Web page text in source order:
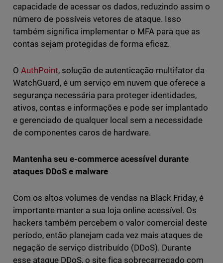
capacidade de acessar os dados, reduzindo assim o
número de possíveis vetores de ataque. Isso
também significa implementar o MFA para que as
contas sejam protegidas de forma eficaz.
O AuthPoint, solução de autenticação multifator da
WatchGuard, é um serviço em nuvem que oferece a
segurança necessária para proteger identidades,
ativos, contas e informações e pode ser implantado
e gerenciado de qualquer local sem a necessidade
de componentes caros de hardware.
Mantenha seu e-commerce acessível durante
ataques DDoS e malware
Com os altos volumes de vendas na Black Friday, é
importante manter a sua loja online acessível. Os
hackers também percebem o valor comercial deste
período, então planejam cada vez mais ataques de
negação de serviço distribuído (DDoS). Durante
esse ataque DDoS, o site fica sobrecarregado com